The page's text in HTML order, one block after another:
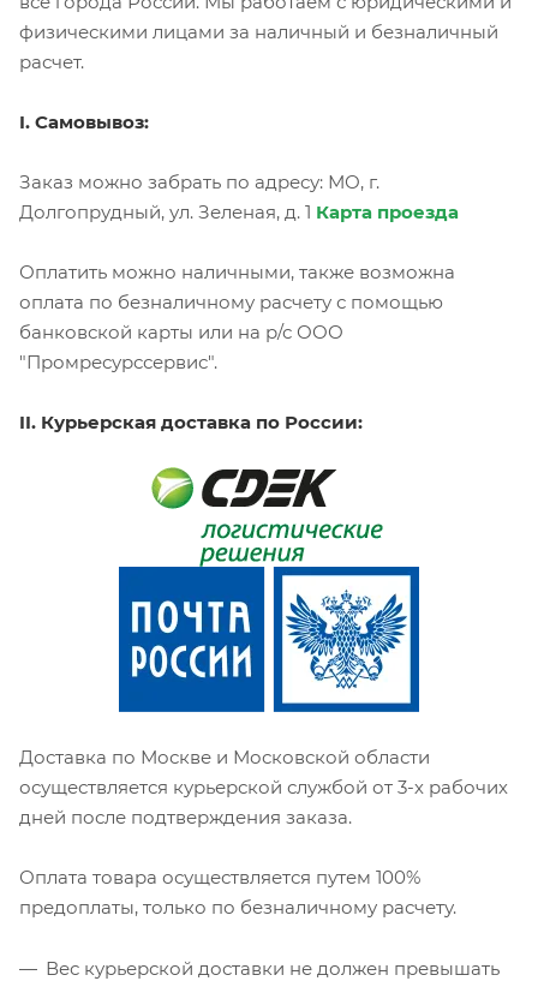
физическими лицами за наличный и безналичный
расчет.
I. Самовывоз:
Заказ можно забрать по адресу: МО, г.
Долгопрудный, ул. Зеленая, д. 1 Карта проезда
Оплатить можно наличными, также возможна
оплата по безналичному расчету с помощью
банковской карты или на р/с ООО
"Промресурссервис".
II. Курьерская доставка по России:
Доставка по Москве и Московской области
осуществляется курьерской службой от 3-х рабочих
дней после подтверждения заказа.
Оплата товара осуществляется путем 100%
предоплаты, только по безналичному расчету.
Вес курьерской доставки не должен превышать